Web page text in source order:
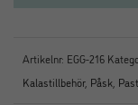
Artikelnr: EGG-216
Kalastillbehör, Påsk